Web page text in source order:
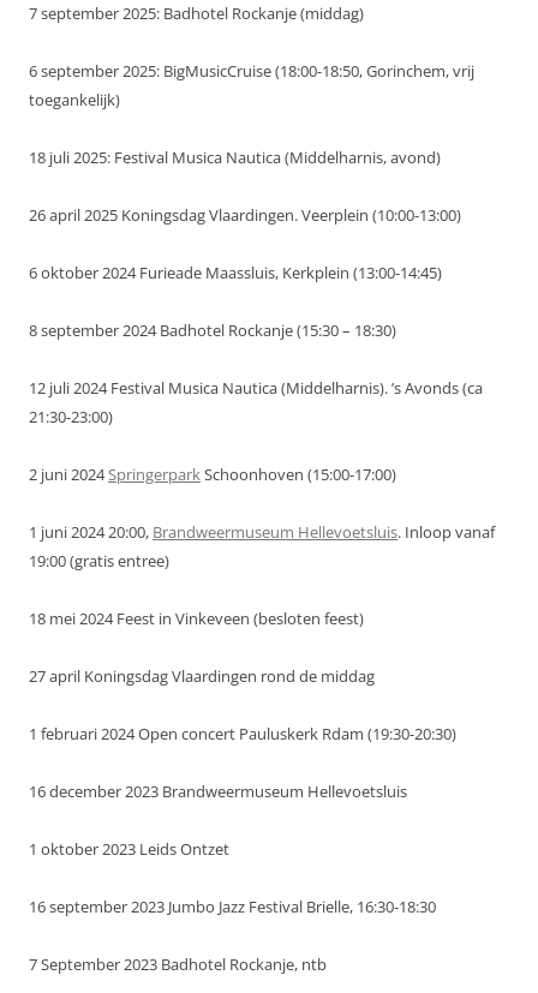
7 september 2025: Badhotel Rockanje (middag)
6 september 2025: BigMusicCruise (18:00-18:50, Gorinchem, vrij
toegankelijk)
18 juli 2025: Festival Musica Nautica (Middelharnis, avond)
26 april 2025 Koningsdag Vlaardingen. Veerplein (10:00-13:00)
6 oktober 2024 Furieade Maassluis, Kerkplein (13:00-14:45)
8 september 2024 Badhotel Rockanje (15:30 – 18:30)
12 juli 2024 Festival Musica Nautica (Middelharnis). ’s Avonds (ca
21:30-23:00)
2 juni 2024SpringerparkSchoonhoven (15:00-17:00)
1 juni 2024 20:00, Brandweermuseum Hellevoetsluis. Inloop vanaf
19:00 (gratis entree)
18 mei 2024 Feest in Vinkeveen (besloten feest)
27 april Koningsdag Vlaardingen rond de middag
1 februari 2024 Open concert Pauluskerk Rdam (19:30-20:30)
16 december 2023 Brandweermuseum Hellevoetsluis
1 oktober 2023 Leids Ontzet
16 september 2023 Jumbo Jazz Festival Brielle, 16:30-18:30
7 September 2023 Badhotel Rockanje, ntb